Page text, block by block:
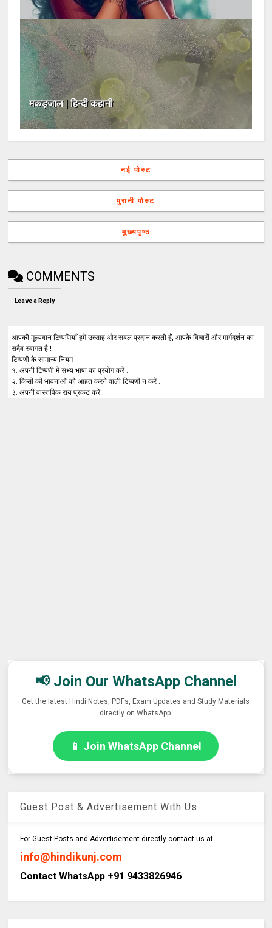
मकड़जाल | हिन्दी कहानी
नई पोस्ट
पुरानी पोस्ट
मुख्यपृष्ठ
COMMENTS
Leave a Reply
आपकी मूल्यवान टिप्पणियाँ हमें उत्साह और सबल प्रदान करती हैं, आपके विचारों और मार्गदर्शन का
सदैव स्वागत है !
टिप्पणी के सामान्य नियम -
१. अपनी टिप्पणी में सभ्य भाषा का प्रयोग करें .
२. किसी की भावनाओं को आहत करने वाली टिप्पणी न करें .
३. अपनी वास्तविक राय प्रकट करें .
📢 Join Our WhatsApp Channel
Get the latest Hindi Notes, PDFs, Exam Updates and Study Materials
directly on WhatsApp.
📱 Join WhatsApp Channel
Guest Post & Advertisement With Us
For Guest Posts and Advertisement directly contact us at -
info@hindikunj.com
Contact WhatsApp +91 9433826946